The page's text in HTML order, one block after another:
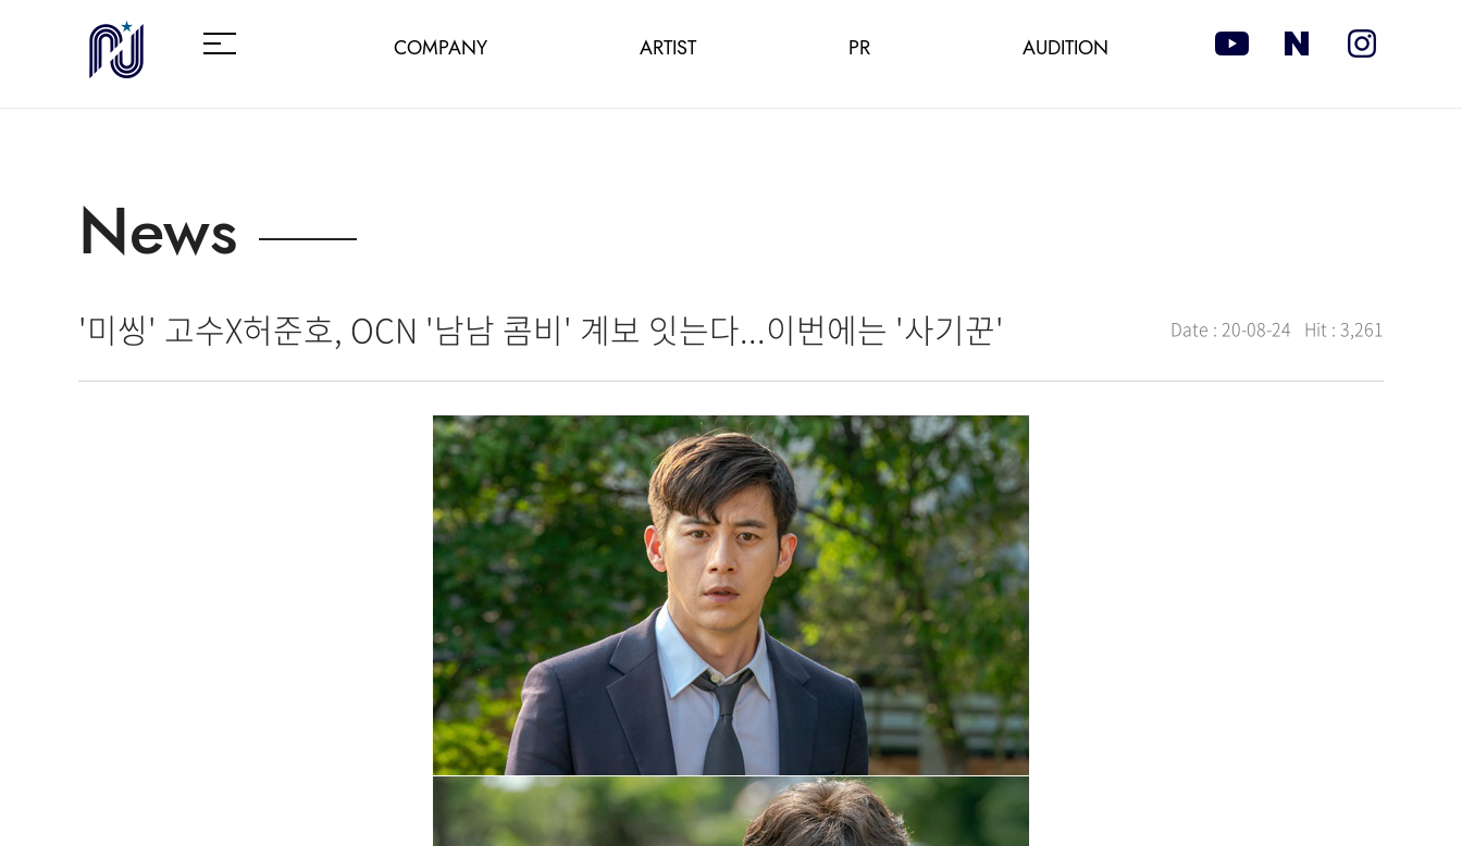
COMPANY ARTIST PR AUDITION
News
'미씽' 고수X허준호, OCN '남남 콤비' 계보 잇는다...이번에는 '사기꾼' Date : 20-08-24 Hit : 3,261